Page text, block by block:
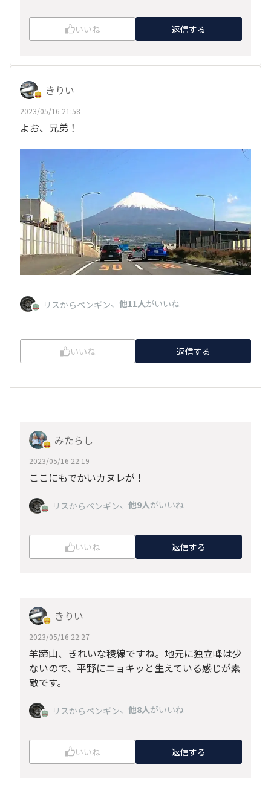
いいね 返信する
きりい
2023/05/16 21:58
よお、兄弟！
リスからペンギン、 他11人がいいね
いいね 返信する
みたらし
2023/05/16 22:19
ここにもでかいカヌレが！
リスからペンギン、 他9人がいいね
いいね 返信する
きりい
2023/05/16 22:27
羊蹄山、きれいな稜線ですね。地元に独立峰は少
ないので、平野にニョキッと生えている感じが素
敵です。
リスからペンギン、 他8人がいいね
いいね 返信する